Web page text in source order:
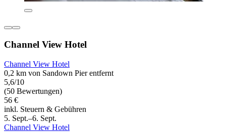
Channel View Hotel
Channel View Hotel
0,2 km von Sandown Pier entfernt
5,6/10
(50 Bewertungen)
56 €
inkl. Steuern & Gebühren
5. Sept.–6. Sept.
Channel View Hotel